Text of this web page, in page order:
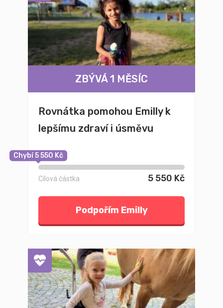
ZBÝVÁ 1 MĚSÍC
Rovnátka pomohou Emilly k
lepšímu zdraví i úsměvu
Chybí 5 550 Kč
Cílová částka 5 550 Kč
Podpořím Emilly